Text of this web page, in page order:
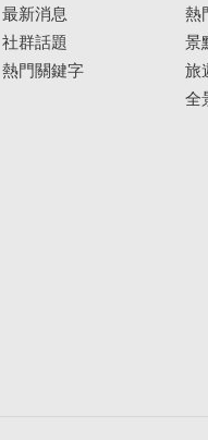
最新消息
社群話題
熱門關鍵字
熱
景
旅
全